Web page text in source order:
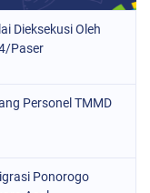
Dieksekusi Oleh
Paser
Personel TMMD
Ponorogo